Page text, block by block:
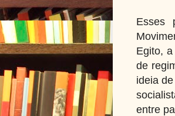
Esses
Egito,
de
ideia
entre